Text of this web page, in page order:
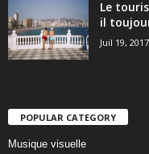
Le
il
Juil 19, 2017
POPULAR CATEGORY
Musique visuelle